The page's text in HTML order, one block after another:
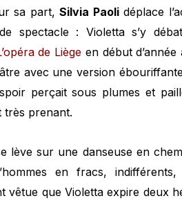
sa part,Silvia Paolidéplace
spectacle : Violetta s’y
de Liège en début
avec une version
perçait sous plumes et
très prenant.
lève sur une danseuse en
en fracs,
vêtue que Violetta expire deux